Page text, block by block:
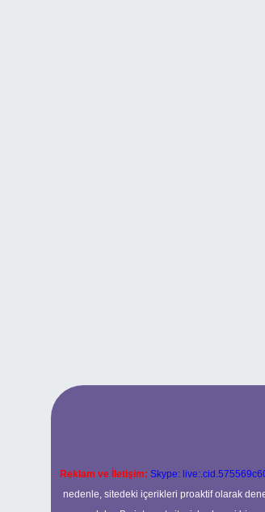
Reklam ve İletişim: Skype:
nedenle, sitedeki içerikleri proaktif olarak